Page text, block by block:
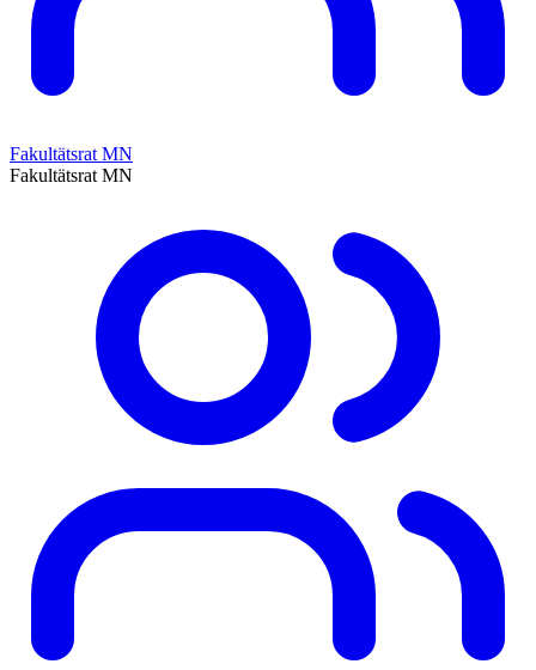
Fakultätsrat MN
Fakultätsrat MN